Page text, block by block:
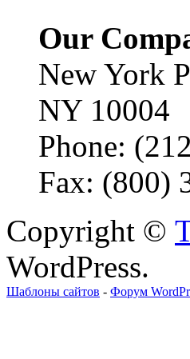
Our
New York
NY 10004
Phone:
Fax: (800)
Copyright ©
WordPress.
Шаблоны сайтов - Форум